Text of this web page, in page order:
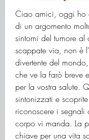
Ciao amici, oggi ho
di un argomento
sintomi del tumore
scappate via, non è
divertente del
che ve la farò breve
per la vostra salute.
sintonizzati e
riconoscere i segnali
corpo vi manda. La
chiave per una vita